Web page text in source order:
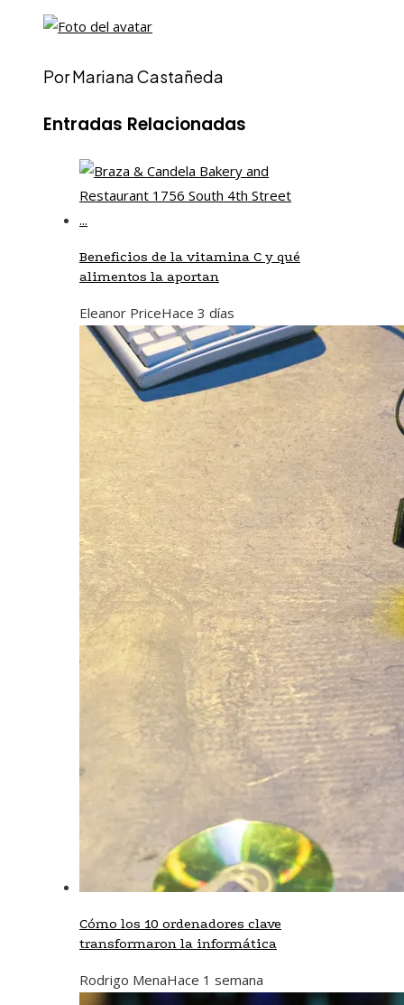
Por Mariana Castañeda
Entradas Relacionadas
Beneficios de la vitamina C y qué
alimentos la aportan
Eleanor PriceHace 3 días
Cómo los 10 ordenadores clave
transformaron la informática
Rodrigo MenaHace 1 semana